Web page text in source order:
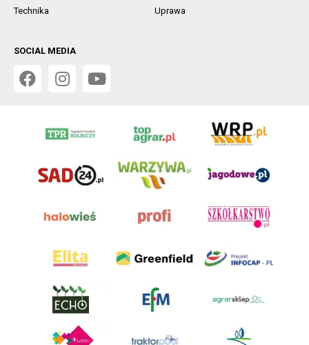
Technika
Uprawa
SOCIAL MEDIA